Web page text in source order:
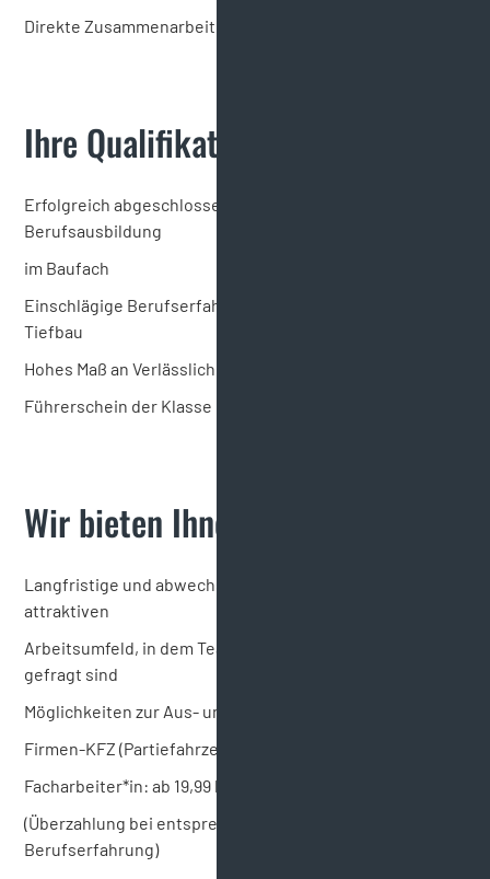
Direkte Zusammenarbeit mit dem/der Polier*in
Ihre Qualifikationen:
Erfolgreich abgeschlossene gewerblich-technische
Berufsausbildung
im Baufach
Einschlägige Berufserfahrung im anspruchsvollen
Tiefbau
Hohes Maß an Verlässlichkeit und Genauigkeit
Führerschein der Klasse B von Vorteil
Wir bieten Ihnen:
Langfristige und abwechslungsreiche Tätigkeit in einem
attraktiven
Arbeitsumfeld, in dem Teamgeist und Eigeninitiative
gefragt sind
Möglichkeiten zur Aus- und Weiterbildung
Firmen-KFZ (Partiefahrzeug) wird zur Verfügung gestellt
Facharbeiter*in: ab 19,99 brutto/Stunde zzgl. Taggeld
(Überzahlung bei entsprechender Qualifikation und
Berufserfahrung)